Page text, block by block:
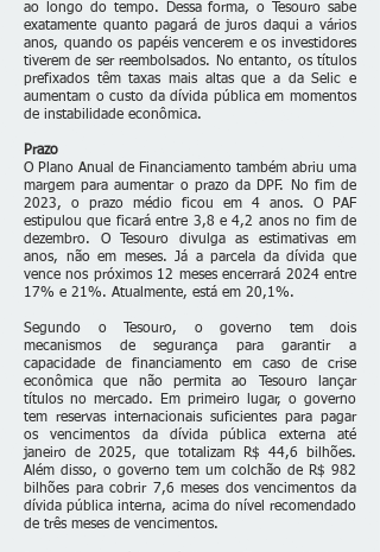
ao longo do tempo. Dessa forma, o Tesouro sabe
exatamente quanto pagará de juros daqui a vários
anos, quando os papéis vencerem e os investidores
tiverem de ser reembolsados. No entanto, os títulos
prefixados têm taxas mais altas que a da Selic e
aumentam o custo da dívida pública em momentos
de instabilidade econômica.
Prazo
O Plano Anual de Financiamento também abriu uma
margem para aumentar o prazo da DPF. No fim de
2023, o prazo médio ficou em 4 anos. O PAF
estipulou que ficará entre 3,8 e 4,2 anos no fim de
dezembro. O Tesouro divulga as estimativas em
anos, não em meses. Já a parcela da dívida que
vence nos próximos 12 meses encerrará 2024 entre
17% e 21%. Atualmente, está em 20,1%.
Segundo o Tesouro, o governo tem dois
mecanismos de segurança para garantir a
capacidade de financiamento em caso de crise
econômica que não permita ao Tesouro lançar
títulos no mercado. Em primeiro lugar, o governo
tem reservas internacionais suficientes para pagar
os vencimentos da dívida pública externa até
janeiro de 2025, que totalizam R$ 44,6 bilhões.
Além disso, o governo tem um colchão de R$ 982
bilhões para cobrir 7,6 meses dos vencimentos da
dívida pública interna, acima do nível recomendado
de três meses de vencimentos.